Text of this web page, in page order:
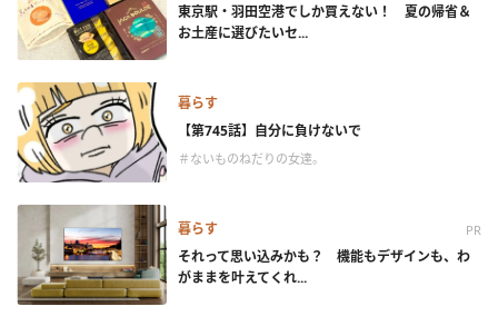
東京駅・羽田空港でしか買えない！ 夏の帰省＆
お土産に選びたいセ...
暮らす
【第745話】自分に負けないで
＃ないものねだりの女達。
暮らす PR
それって思い込みかも？ 機能もデザインも、わ
がままを叶えてくれ...